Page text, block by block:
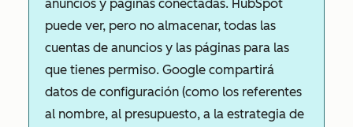
anuncios y páginas conectadas. HubSpot
puede ver, pero no almacenar, todas las
cuentas de anuncios y las páginas para las
que tienes permiso. Google compartirá
datos de configuración (como los referentes
al nombre, al presupuesto, a la estrategia de